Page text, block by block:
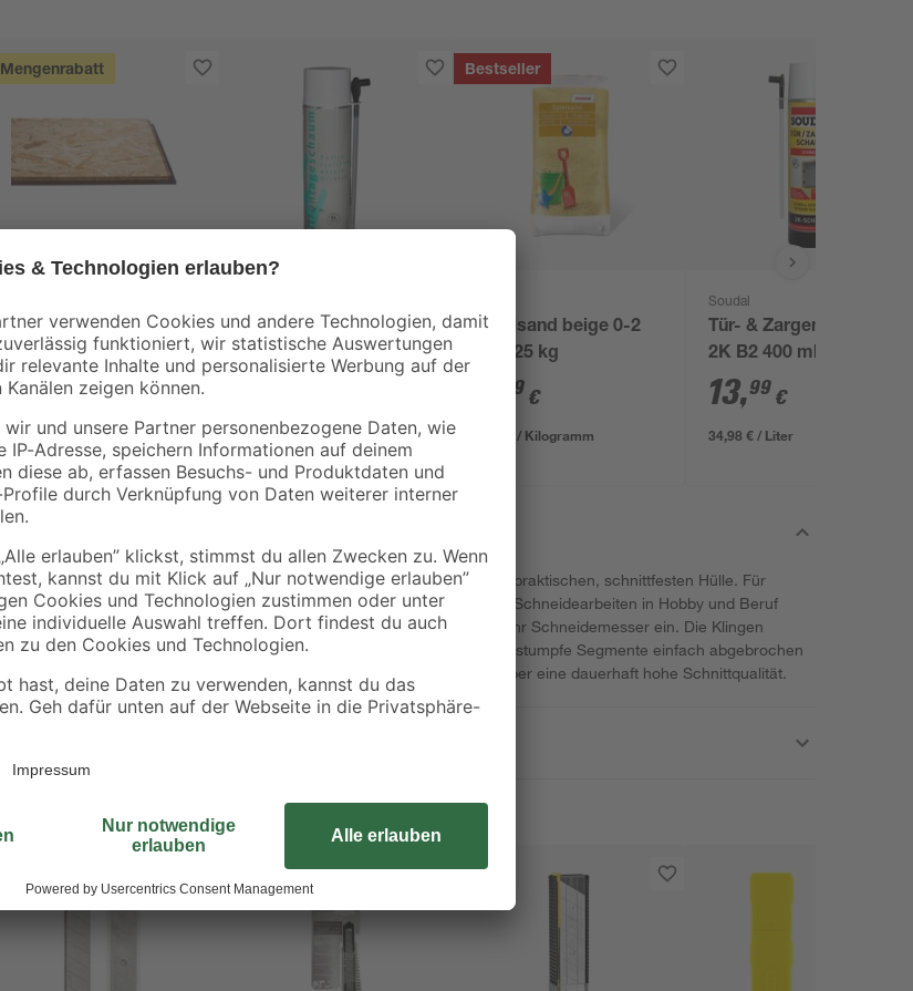
Mengenrabatt
OSB3-Verlegeplatte
'Cityboard'
ungeschliffen 1690 x
5,99€ / m²
6,41 € / Pack
Montageschaum 500
ml
11,98 € / Liter
Bestseller
Spielsand beige 0-2
mm 25 kg
29 €
0,13 € / Kilogramm
Soudal
Tür- & Zargenschaum
2K B2 400 ml
13,99 €
34,98 € / Liter
Die Abbrechklingen von b1 erhalten Sie in einer praktischen, schnittfesten Hülle. Für
sofortigen Nachschub bei allen handwerklichen Schneidearbeiten in Hobby und Beruf
entnehmen Sie eine Klinge und setzen diese in Ihr Schneidemesser ein. Die Klingen
verfügen über vorgestanzte Bruchkanten, damit stumpfe Segmente einfach abgebrochen
und entsorgt werden können. Freuen Sie sich über eine dauerhaft hohe Schnittqualität.